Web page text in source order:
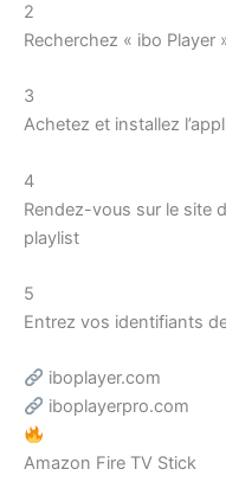
2
Recherchez « ibo Player
3
Achetez et installez
4
Rendez-vous sur le site
playlist
5
Entrez vos identifiants
iboplayer.com
iboplayerpro.com
Amazon Fire TV Stick